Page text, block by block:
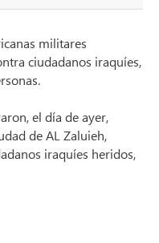
militares
ciudadanos iraquíes,
el día de ayer,
de AL Zaluieh,
iraquíes heridos,